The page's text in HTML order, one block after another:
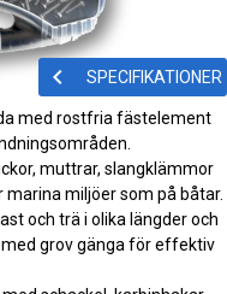
keyboard_arrow_left SPECIFIKATIONER
med rostfria fästelement
muttrar, slangklämmor
miljöer som på båtar.
och trä i olika längder och
grov gänga för effektiv